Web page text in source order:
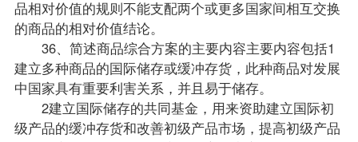
品相对价值的规则不能支配两个或更多国家间相互交换
的商品的相对价值结论。
36、简述商品综合方案的主要内容主要内容包括1
建立多种商品的国际储存或缓冲存货，此种商品对发展
中国家具有重要利害关系，并且易于储存。
2建立国际储存的共同基金，用来资助建立国际初
级产品的缓冲存货和改善初级产品市场，提高初级产品